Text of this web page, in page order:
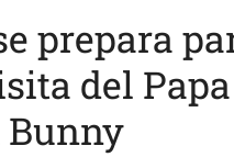
prepara
del
Bunny